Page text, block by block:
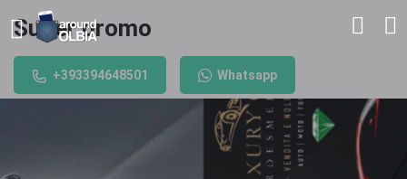
Super promo
+393394648501 Whatsapp